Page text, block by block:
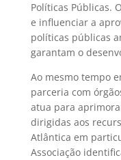
Políticas Públicas.
e influenciar a
políticas públicas
garantam o
Ao mesmo tempo
parceria com
atua para
dirigidas aos
Atlântica em
Associação